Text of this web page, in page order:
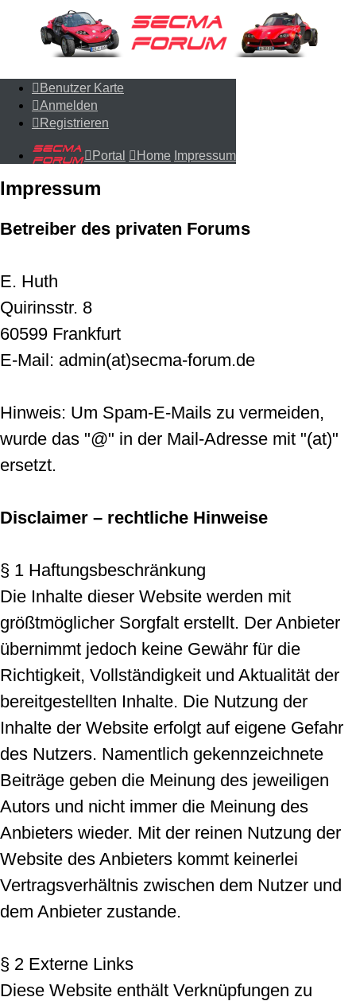
Benutzer Karte
Anmelden
Registrieren
Portal Home Impressum
Benutzer Karte
Anmelden
Registrieren
Portal Home Impressum
Impressum
Betreiber des privaten Forums
E. Huth
Quirinsstr. 8
60599 Frankfurt
E-Mail: admin(at)secma-forum.de
Hinweis: Um Spam-E-Mails zu vermeiden,
wurde das "@" in der Mail-Adresse mit "(at)"
ersetzt.
Disclaimer – rechtliche Hinweise
§ 1 Haftungsbeschränkung
Die Inhalte dieser Website werden mit
größtmöglicher Sorgfalt erstellt. Der Anbieter
übernimmt jedoch keine Gewähr für die
Richtigkeit, Vollständigkeit und Aktualität der
bereitgestellten Inhalte. Die Nutzung der
Inhalte der Website erfolgt auf eigene Gefahr
des Nutzers. Namentlich gekennzeichnete
Beiträge geben die Meinung des jeweiligen
Autors und nicht immer die Meinung des
Anbieters wieder. Mit der reinen Nutzung der
Website des Anbieters kommt keinerlei
Vertragsverhältnis zwischen dem Nutzer und
dem Anbieter zustande.
§ 2 Externe Links
Diese Website enthält Verknüpfungen zu